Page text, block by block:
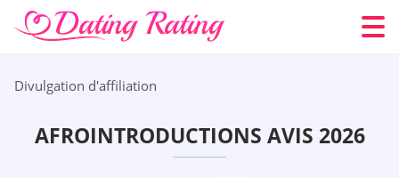
Divulgation d'affiliation
AFROINTRODUCTIONS AVIS 2026